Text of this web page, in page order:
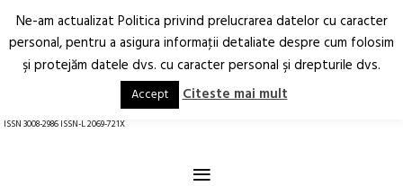
Arhitectură.
Oraș.
RO EN
ISSN 3008-2986 ISSN-L 2069-721X
Ne-am actualizat Politica privind prelucrarea datelor cu caracter
personal, pentru a asigura informaţii detaliate despre cum folosim
şi protejăm datele dvs. cu caracter personal şi drepturile dvs.
Accept Citeste mai mult